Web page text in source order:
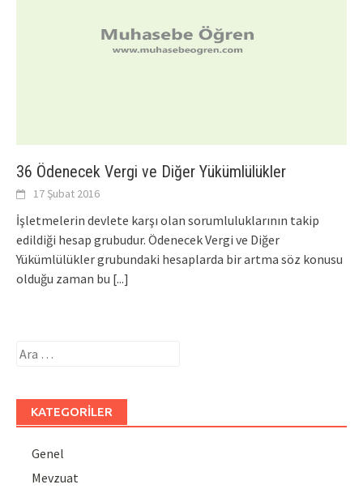
36 Ödenecek Vergi ve Diğer Yükümlülükler
17 Şubat 2016
İşletmelerin devlete karşı olan sorumluluklarının takip
edildiği hesap grubudur. Ödenecek Vergi ve Diğer
Yükümlülükler grubundaki hesaplarda bir artma söz konusu
olduğu zaman bu [...]
Arama:
KATEGORILER
Genel
Mevzuat